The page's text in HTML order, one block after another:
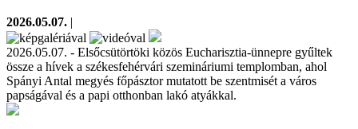
2026.05.07. |
2026.05.07. - Elsőcsütörtöki közös Eucharisztia-ünnepre gyűltek
össze a hívek a székesfehérvári szemináriumi templomban, ahol
Spányi Antal megyés főpásztor mutatott be szentmisét a város
papságával és a papi otthonban lakó atyákkal.